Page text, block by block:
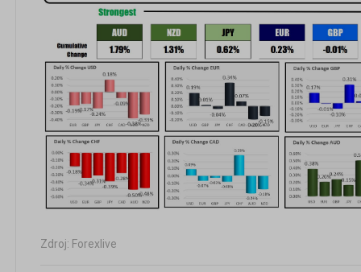
Zdroj: Forexlive